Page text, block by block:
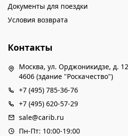
Документы для поездки
Условия возврата
Контакты
Москва, ул. Орджоникидзе, д.
4606 (здание "Роскачество")
+7 (495) 785-36-76
+7 (495) 620-57-29
sale@carib.ru
Пн-Пт: 10:00-19:00